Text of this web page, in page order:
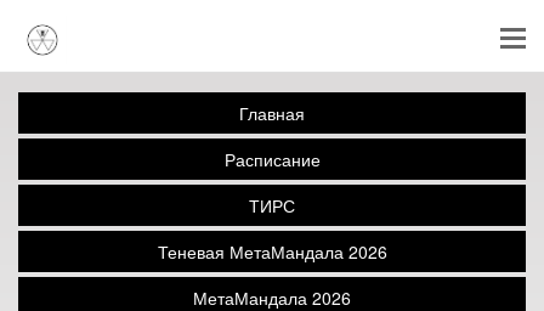
Главная
Расписание
ТИРС
Теневая МетаМандала 2026
МетаМандала 2026